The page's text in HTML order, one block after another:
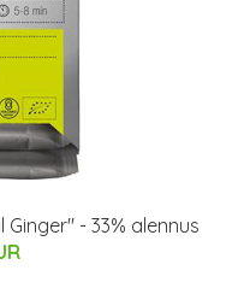
- 33% alennus